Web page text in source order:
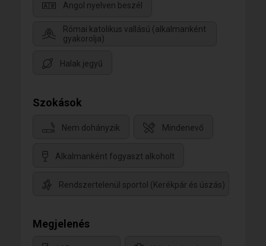
Angol nyelven beszél
Római katolikus vallású (alkalmanként
gyakorolja)
Halak jegyű
Szokások
Nem dohányzik Mindenevő
Alkalmanként fogyaszt alkoholt
Rendszertelenül sportol (Kerékpár és úszás)
Megjelenés